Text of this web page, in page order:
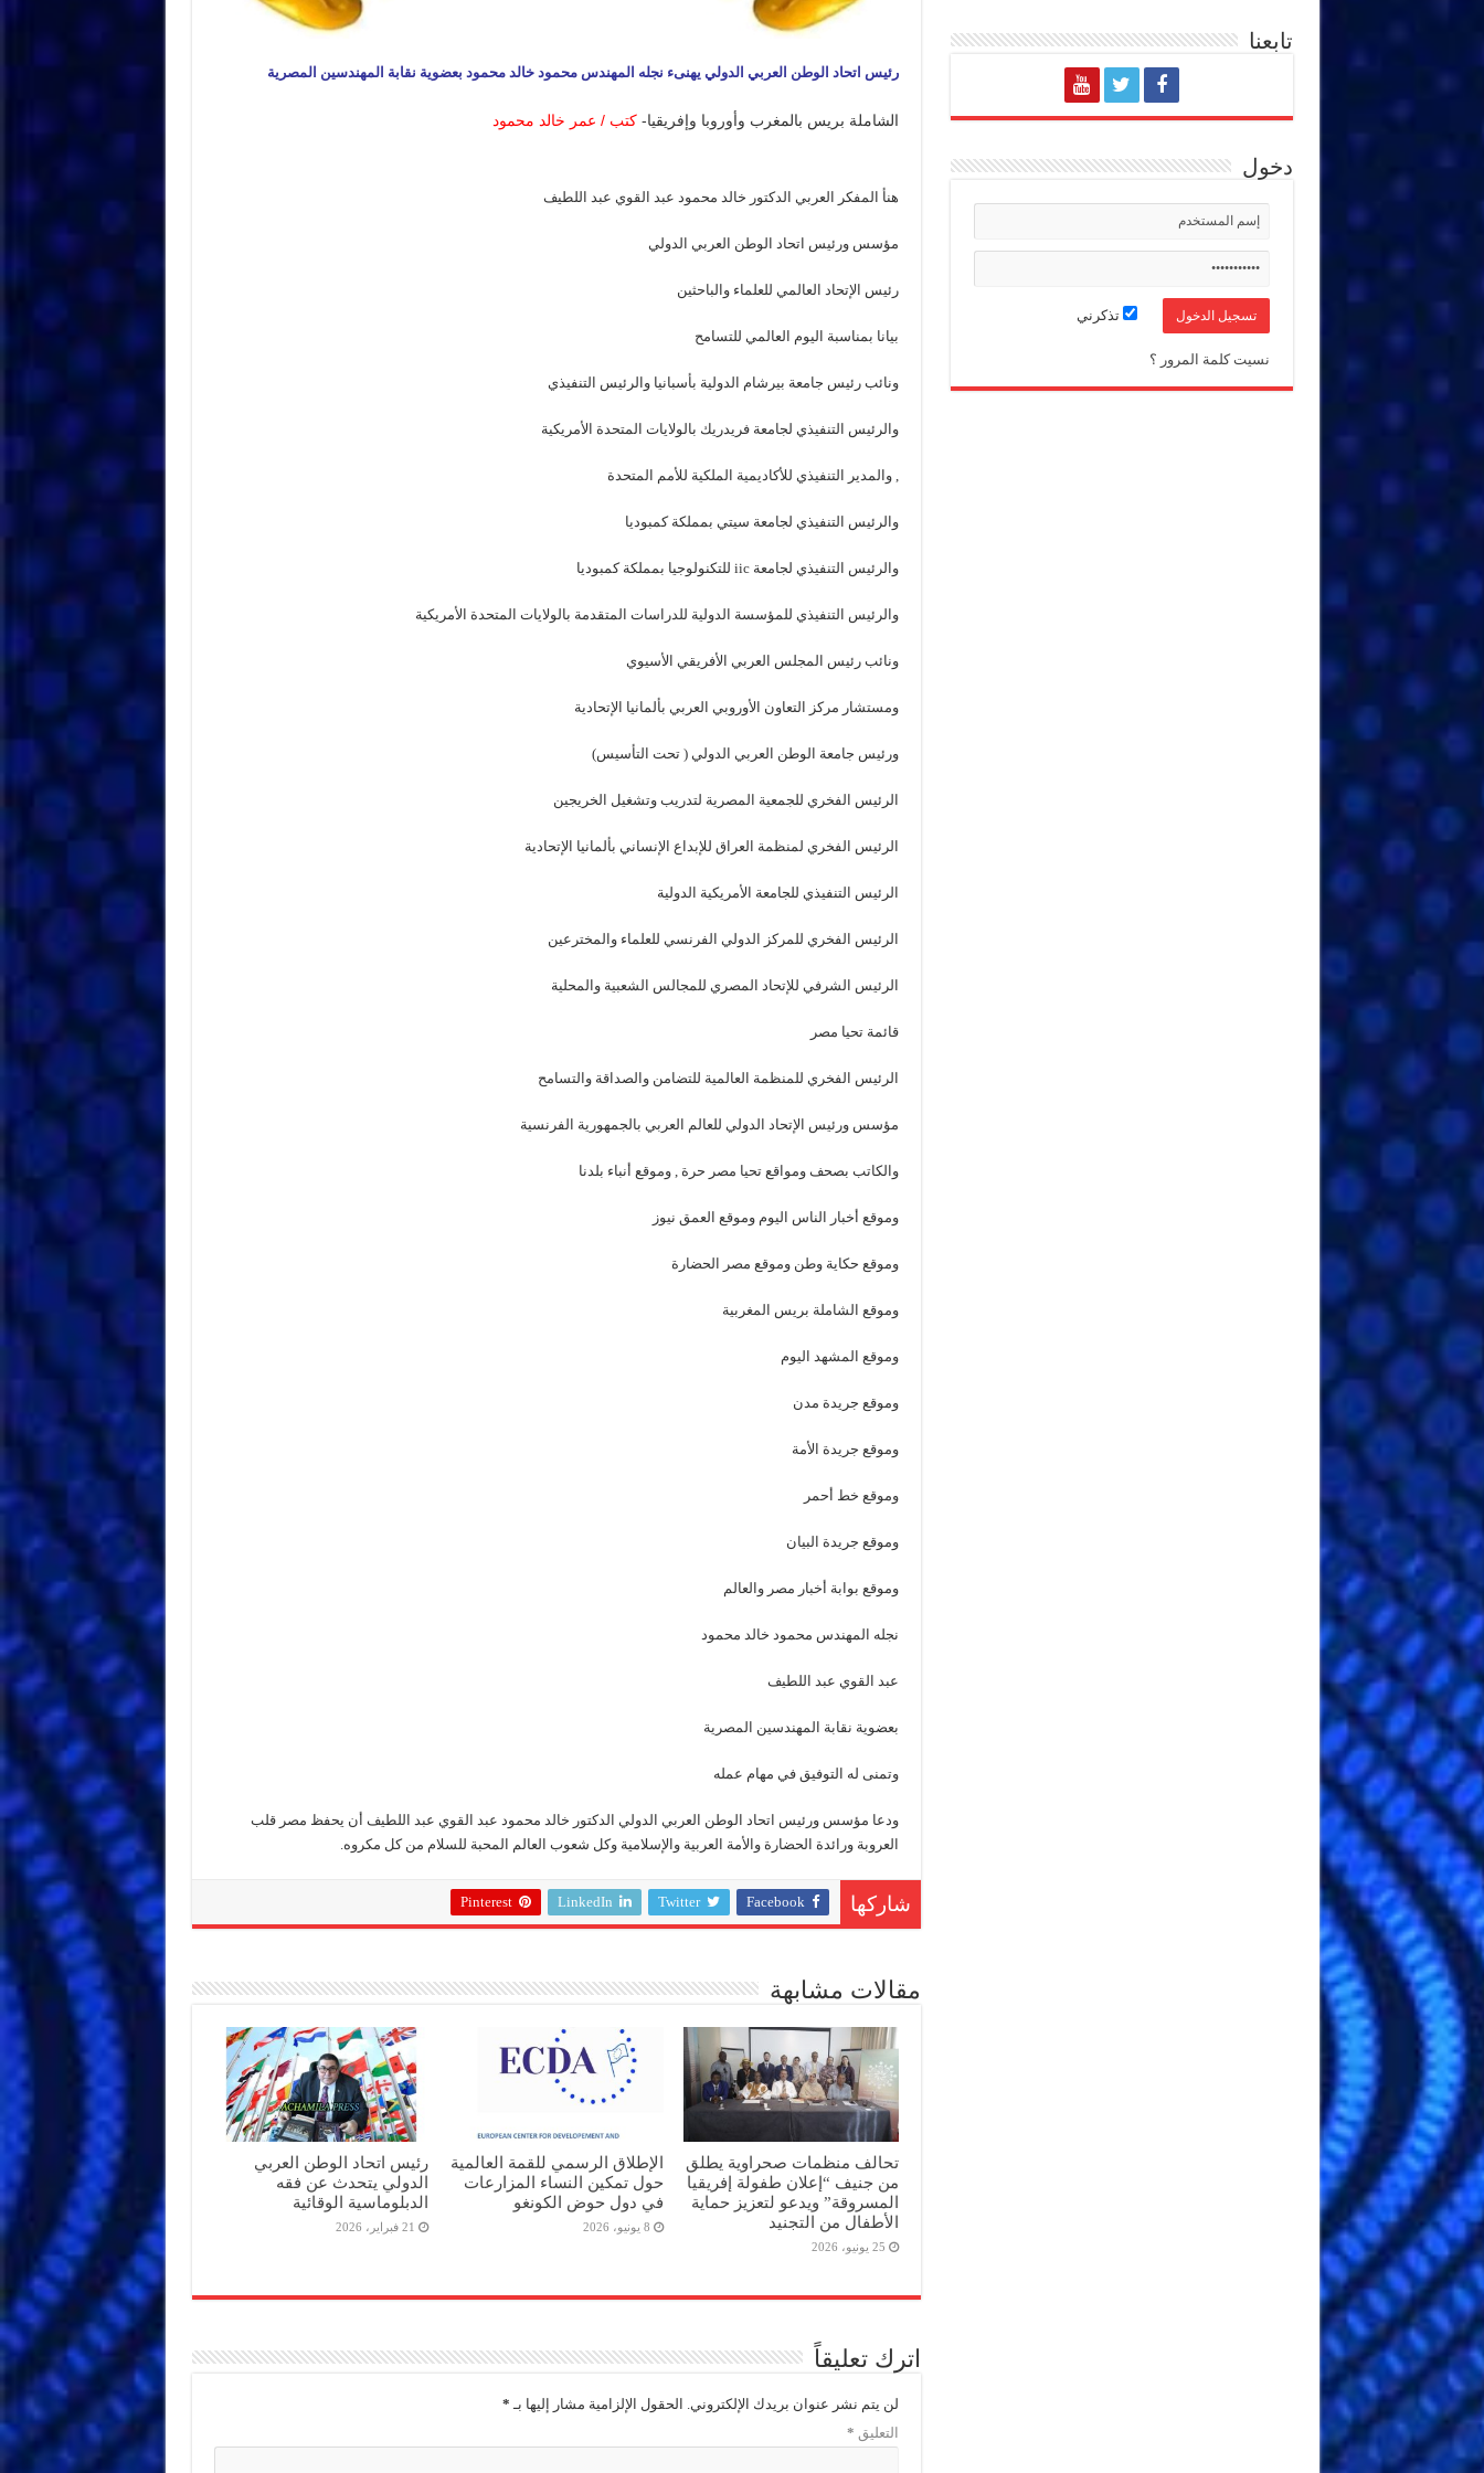
رئيس اتحاد الوطن العربي الدولي يهنىء نجله المهندس محمود خالد محمود بعضوية نقابة المهندسين المصرية
الشاملة بريس بالمغرب وأوروبا وإفريقيا-كتب / عمر خالد محمود
هنأ المفكر العربي الدكتور خالد محمود عبد القوي عبد اللطيف
مؤسس ورئيس اتحاد الوطن العربي الدولي
رئيس الإتحاد العالمي للعلماء والباحثين
بيانا بمناسبة اليوم العالمي للتسامح
ونائب رئيس جامعة بيرشام الدولية بأسبانيا والرئيس التنفيذي
والرئيس التنفيذي لجامعة فريدريك بالولايات المتحدة الأمريكية
, والمدير التنفيذي للأكاديمية الملكية للأمم المتحدة
والرئيس التنفيذي لجامعة سيتي بمملكة كمبوديا
والرئيس التنفيذي لجامعة iic للتكنولوجيا بمملكة كمبوديا
والرئيس التنفيذي للمؤسسة الدولية للدراسات المتقدمة بالولايات المتحدة الأمريكية
ونائب رئيس المجلس العربي الأفريقي الأسيوي
ومستشار مركز التعاون الأوروبي العربي بألمانيا الإتحادية
ورئيس جامعة الوطن العربي الدولي ( تحت التأسيس)
الرئيس الفخري للجمعية المصرية لتدريب وتشغيل الخريجين
الرئيس الفخري لمنظمة العراق للإبداع الإنساني بألمانيا الإتحادية
الرئيس التنفيذي للجامعة الأمريكية الدولية
الرئيس الفخري للمركز الدولي الفرنسي للعلماء والمخترعين
الرئيس الشرفي للإتحاد المصري للمجالس الشعبية والمحلية
قائمة تحيا مصر
الرئيس الفخري للمنظمة العالمية للتضامن والصداقة والتسامح
مؤسس ورئيس الإتحاد الدولي للعالم العربي بالجمهورية الفرنسية
والكاتب بصحف ومواقع تحيا مصر حرة , وموقع أنباء بلدنا
وموقع أخبار الناس اليوم وموقع العمق نيوز
وموقع حكاية وطن وموقع مصر الحضارة
وموقع الشاملة بريس المغربية
وموقع المشهد اليوم
وموقع جريدة مدن
وموقع جريدة الأمة
وموقع خط أحمر
وموقع جريدة البيان
وموقع بوابة أخبار مصر والعالم
نجله المهندس محمود خالد محمود
عبد القوي عبد اللطيف
بعضوية نقابة المهندسين المصرية
وتمنى له التوفيق في مهام عمله
ودعا مؤسس ورئيس اتحاد الوطن العربي الدولي الدكتور خالد محمود عبد القوي عبد اللطيف أن يحفظ مصر قلب
العروبة ورائدة الحضارة والأمة العربية والإسلامية وكل شعوب العالم المحبة للسلام من كل مكروه.
شاركها Facebook
Twitter
LinkedIn
Pinterest
مقالات مشابهة
تحالف منظمات صحراوية يطلق
من جنيف “إعلان طفولة إفريقيا
المسروقة” ويدعو لتعزيز حماية
الأطفال من التجنيد
25 يونيو، 2026
الإطلاق الرسمي للقمة العالمية
حول تمكين النساء المزارعات
في دول حوض الكونغو
8 يونيو، 2026
رئيس اتحاد الوطن العربي
الدولي يتحدث عن فقه
الدبلوماسية الوقائية
21 فبراير، 2026
اترك تعليقاً
لن يتم نشر عنوان بريدك الإلكتروني. الحقول الإلزامية مشار إليها بـ *
التعليق *
تابعنا
دخول
تذكرني
نسيت كلمة المرور ؟